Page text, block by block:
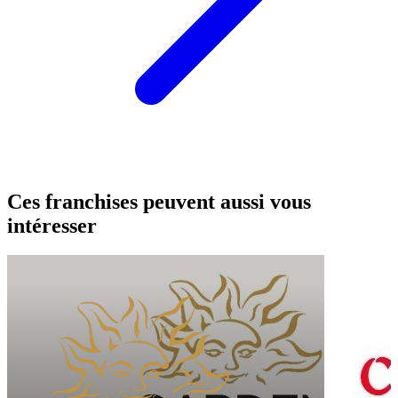
Ces franchises peuvent aussi vous
intéresser